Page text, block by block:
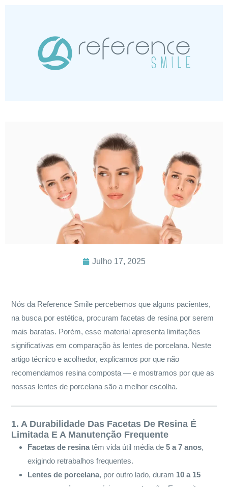
Julho 17, 2025
Nós da Reference Smile percebemos que alguns pacientes,
na busca por estética, procuram facetas de resina por serem
mais baratas. Porém, esse material apresenta limitações
significativas em comparação às lentes de porcelana. Neste
artigo técnico e acolhedor, explicamos por que não
recomendamos resina composta — e mostramos por que as
nossas lentes de porcelana são a melhor escolha.
1. A Durabilidade Das Facetas De Resina É
Limitada E A Manutenção Frequente
Facetas de resina têm vida útil média de 5 a 7 anos,
exigindo retrabalhos frequentes.
Lentes de porcelana, por outro lado, duram 10 a 15